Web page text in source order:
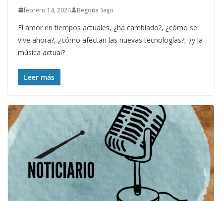
febrero 14, 2024 Begoña Seijo
El amor en tiempos actuales, ¿ha cambiado?, ¿cómo se
vive ahora?, ¿cómo afectan las nuevas tecnologías?, ¿y la
música actual?
Leer más